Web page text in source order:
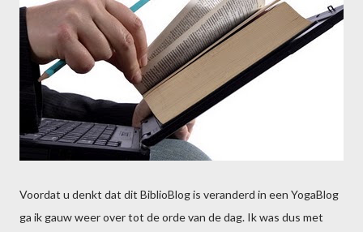
Voordat u denkt dat dit BiblioBlog is veranderd in een YogaBlog
ga ik gauw weer over tot de orde van de dag. Ik was dus met